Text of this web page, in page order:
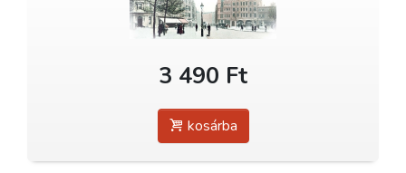
3 490 Ft
kosárba